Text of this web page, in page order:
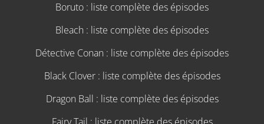
Boruto : liste complète des épisodes
Bleach : liste complète des épisodes
Détective Conan : liste complète des épisodes
Black Clover : liste complète des épisodes
Dragon Ball : liste complète des épisodes